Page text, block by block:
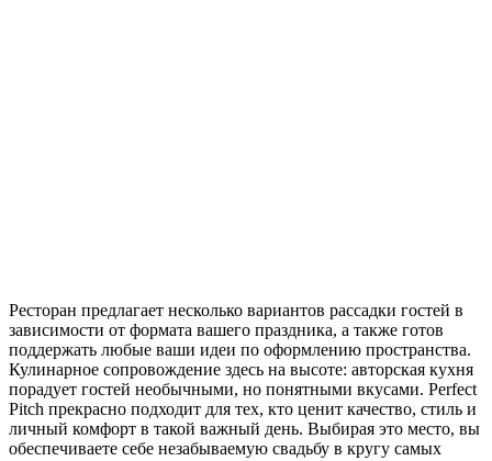
Ресторан предлагает несколько вариантов рассадки гостей в
зависимости от формата вашего праздника, а также готов
поддержать любые ваши идеи по оформлению пространства.
Кулинарное сопровождение здесь на высоте: авторская кухня
порадует гостей необычными, но понятными вкусами. Perfect
Pitch прекрасно подходит для тех, кто ценит качество, стиль и
личный комфорт в такой важный день. Выбирая это место, вы
обеспечиваете себе незабываемую свадьбу в кругу самых